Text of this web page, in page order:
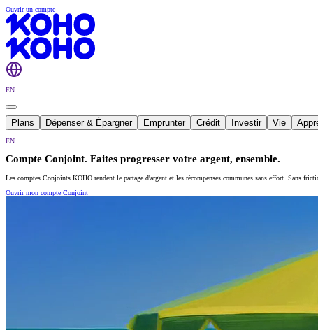
Ouvrir un compte
EN
Plans Dépenser & Épargner Emprunter Crédit Investir Vie
EN
Compte Conjoint. Faites progresser votre argent, ensemble.
Les comptes Conjoints KOHO rendent le partage d'argent et les récompenses communes sans effort. Sans
Ouvrir mon compte Conjoint